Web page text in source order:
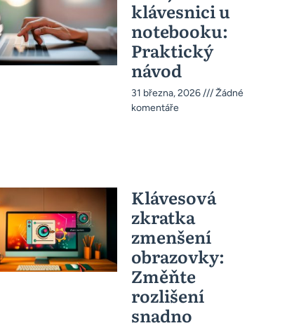
klávesnici u
notebooku:
Praktický
návod
31 března, 2026
Žádné
komentáře
Klávesová
zkratka
zmenšení
obrazovky:
Změňte
rozlišení
snadno